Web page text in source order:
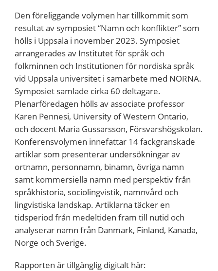
Den föreliggande volymen har tillkommit som
resultat av symposiet “Namn och konflikter” som
hölls i Uppsala i november 2023. Symposiet
arrangerades av Institutet för språk och
folkminnen och Institutionen för nordiska språk
vid Uppsala universitet i samarbete med NORNA.
Symposiet samlade cirka 60 deltagare.
Plenarföredagen hölls av associate professor
Karen Pennesi, University of Western Ontario,
och docent Maria Gussarsson, Försvarshögskolan.
Konferensvolymen innefattar 14 fackgranskade
artiklar som presenterar undersökningar av
ortnamn, personnamn, binamn, övriga namn
samt kommersiella namn med perspektiv från
språkhistoria, sociolingvistik, namnvård och
lingvistiska landskap. Artiklarna täcker en
tidsperiod från medeltiden fram till nutid och
analyserar namn från Danmark, Finland, Kanada,
Norge och Sverige.
Rapporten är tillgänglig digitalt här: